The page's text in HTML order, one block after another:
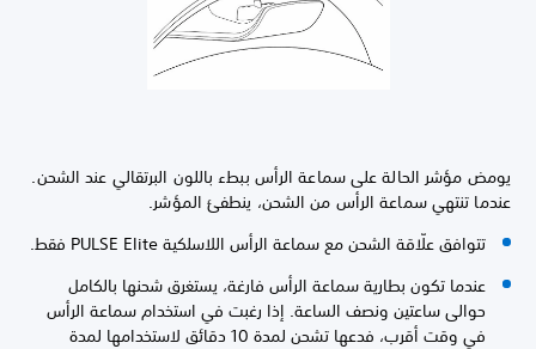
يومض مؤشر الحالة على سماعة الرأس ببطء باللون البرتقالي عند الشحن.
عندما تنتهي سماعة الرأس من الشحن، ينطفئ المؤشر.
تتوافق علّاقة الشحن مع سماعة الرأس اللاسلكية PULSE Elite فقط.
عندما تكون بطارية سماعة الرأس فارغة، يستغرق شحنها بالكامل
حوالى ساعتين ونصف الساعة. إذا رغبت في استخدام سماعة الرأس
في وقت أقرب، فدعها تشحن لمدة 10 دقائق لاستخدامها لمدة